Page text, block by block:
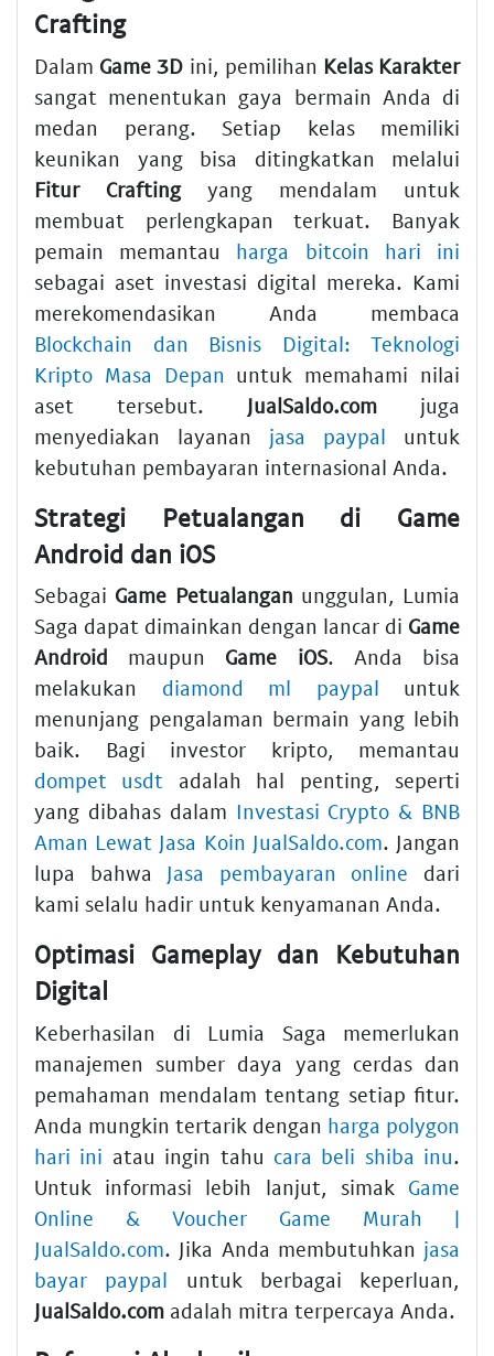
Crafting
Dalam Game 3D ini, pemilihan Kelas Karakter
sangat menentukan gaya bermain Anda di
medan perang. Setiap kelas memiliki
keunikan yang bisa ditingkatkan melalui
Fitur Craftingyang mendalam untuk
membuat perlengkapan terkuat. Banyak
pemain memantau harga bitcoin hari ini
sebagai aset investasi digital mereka. Kami
merekomendasikan Anda membaca
Blockchain dan Bisnis Digital: Teknologi
Kripto Masa Depan untuk memahami nilai
aset tersebut. JualSaldo.com juga
menyediakan layanan jasa paypal untuk
kebutuhan pembayaran internasional Anda.
Strategi Petualangan di Game
Android dan iOS
Sebagai Game Petualangan unggulan, Lumia
Saga dapat dimainkan dengan lancar di Game
Android maupun Game iOS. Anda bisa
melakukan diamond ml paypal untuk
menunjang pengalaman bermain yang lebih
baik. Bagi investor kripto, memantau
dompet usdt adalah hal penting, seperti
yang dibahas dalam Investasi Crypto & BNB
Aman Lewat Jasa Koin JualSaldo.com. Jangan
lupa bahwa Jasa pembayaran online dari
kami selalu hadir untuk kenyamanan Anda.
Optimasi Gameplay dan Kebutuhan
Digital
Keberhasilan di Lumia Saga memerlukan
manajemen sumber daya yang cerdas dan
pemahaman mendalam tentang setiap fitur.
Anda mungkin tertarik dengan harga polygon
hari ini atau ingin tahu cara beli shiba inu.
Untuk informasi lebih lanjut, simak Game
Online & Voucher Game Murah |
JualSaldo.com. Jika Anda membutuhkan jasa
bayar paypal untuk berbagai keperluan,
JualSaldo.com adalah mitra terpercaya Anda.